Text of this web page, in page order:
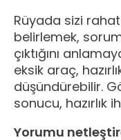
Rüyada sizi
belirlemek,
çıktığını
eksik araç,
düşündürebilir.
sonucu, hazırlık
Yorumu